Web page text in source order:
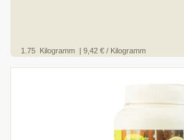
1.75 Kilogramm | 9,42 € / Kilogramm